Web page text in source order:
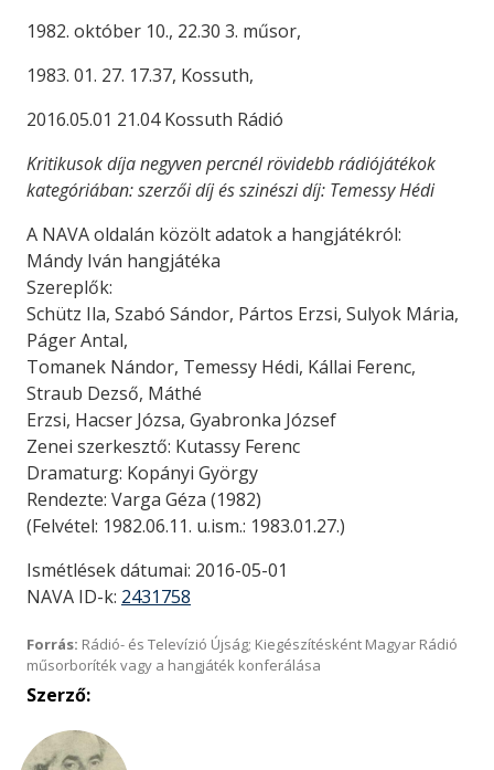
1982. október 10., 22.30 3. műsor,
1983. 01. 27. 17.37, Kossuth,
2016.05.01 21.04 Kossuth Rádió
Kritikusok díja negyven percnél rövidebb rádiójátékok
kategóriában: szerzői díj ésszinészi díj: Temessy Hédi
A NAVA oldalán közölt adatok a hangjátékról:
Mándy Iván hangjátéka
Szereplők:
Schütz Ila, Szabó Sándor, Pártos Erzsi, Sulyok Mária,
Páger Antal,
Tomanek Nándor, Temessy Hédi, Kállai Ferenc,
Straub Dezső, Máthé
Erzsi, Hacser Józsa, Gyabronka József
Zenei szerkesztő: Kutassy Ferenc
Dramaturg: Kopányi György
Rendezte: Varga Géza (1982)
(Felvétel: 1982.06.11. u.ism.: 1983.01.27.)
Ismétlések dátumai: 2016-05-01
NAVA ID-k: 2431758
Forrás: Rádió- és Televízió Újság; Kiegészítésként Magyar Rádió
műsorboríték vagy a hangjáték konferálása
Szerző: